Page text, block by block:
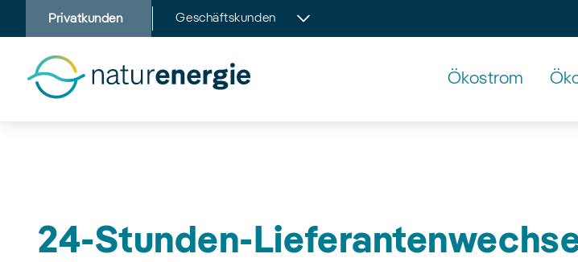
Privatkunden Geschäftskunden
Ökostrom
24-Stunden-